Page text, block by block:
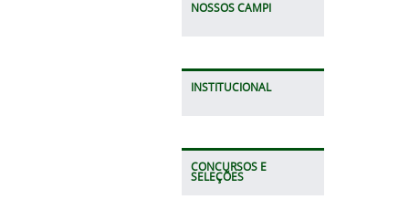
NOSSOS CAMPI
INSTITUCIONAL
CONCURSOS E
SELEÇÕES